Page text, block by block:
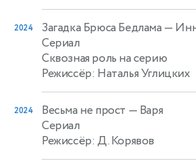
2024 Загадка Брюса Бедлама —
Сериал
Сквозная роль на серию
Режиссёр: Наталья Углицких
2024 Весьма не прост — Варя
Сериал
Режиссёр: Д. Корявов